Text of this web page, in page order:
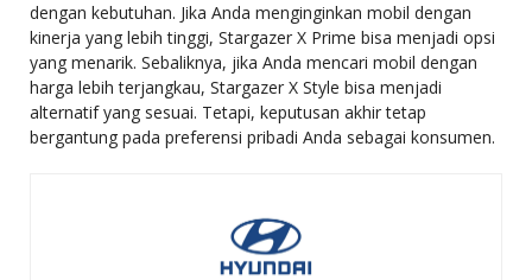
dengan kebutuhan. Jika Anda menginginkan mobil dengan
kinerja yang lebih tinggi, Stargazer X Prime bisa menjadi opsi
yang menarik. Sebaliknya, jika Anda mencari mobil dengan
harga lebih terjangkau, Stargazer X Style bisa menjadi
alternatif yang sesuai. Tetapi, keputusan akhir tetap
bergantung pada preferensi pribadi Anda sebagai konsumen.